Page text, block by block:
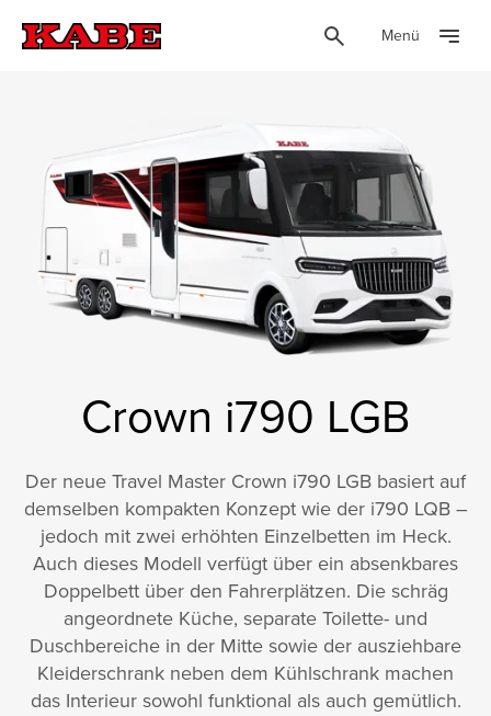
Menü
Crown i790 LGB
Der neue Travel Master Crown i790 LGB basiert auf
demselben kompakten Konzept wie der i790 LQB –
jedoch mit zwei erhöhten Einzelbetten im Heck.
Auch dieses Modell verfügt über ein absenkbares
Doppelbett über den Fahrerplätzen. Die schräg
angeordnete Küche, separate Toilette- und
Duschbereiche in der Mitte sowie der ausziehbare
Kleiderschrank neben dem Kühlschrank machen
das Interieur sowohl funktional als auch gemütlich.